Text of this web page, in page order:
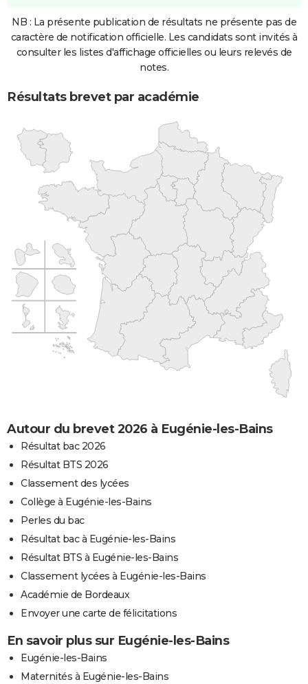
NB : La présente publication de résultats ne présente pas de
caractère de notification officielle. Les candidats sont invités à
consulter les listes d'affichage officielles ou leurs relevés de
notes.
Résultats brevet par académie
Autour du brevet 2026 à Eugénie-les-Bains
Résultat bac 2026
Résultat BTS 2026
Classement des lycées
Collège à Eugénie-les-Bains
Perles du bac
Résultat bac à Eugénie-les-Bains
Résultat BTS à Eugénie-les-Bains
Classement lycées à Eugénie-les-Bains
Académie de Bordeaux
Envoyer une carte de félicitations
En savoir plus sur Eugénie-les-Bains
Eugénie-les-Bains
Maternités à Eugénie-les-Bains